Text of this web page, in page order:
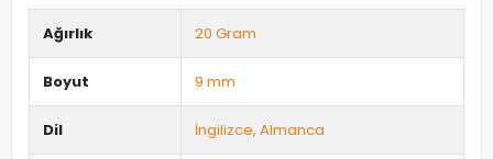
Ağırlık 20 Gram
Boyut 9 mm
Dil İngilizce, Almanca